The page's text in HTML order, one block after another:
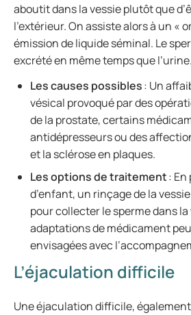
aboutit dans la vessie plutôt que
l’extérieur. On assiste alors à un «
émission de liquide séminal. Le
excrété en même temps que l’urine.
Les causes possibles: Un
vésical provoqué par des
de la prostate, certains
antidépresseurs ou des
et la sclérose en plaques.
Les options de traitement:
d’enfant, un rinçage de la
pour collecter le sperme dans
adaptations de médicament
envisagées avec
L’éjaculation difficile
Une éjaculation difficile,